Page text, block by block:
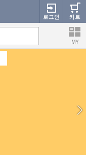
카트
로그인
MY